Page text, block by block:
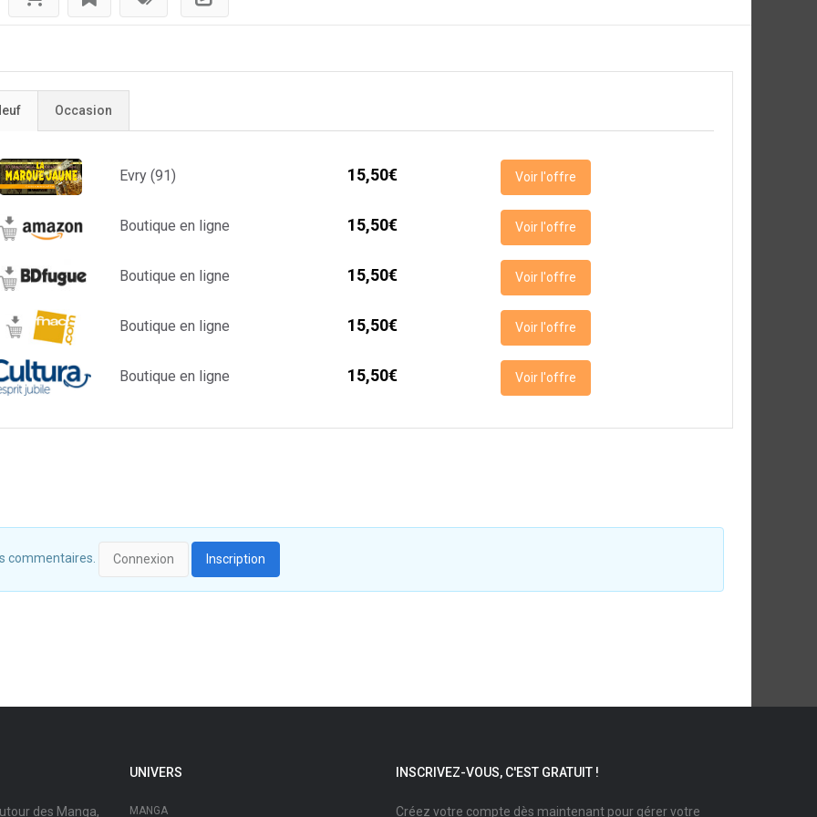
Occasion
Evry (91) 15,50€ Voir l'offre
Boutique en ligne 15,50€ Voir l'offre
Boutique en ligne 15,50€ Voir l'offre
Boutique en ligne 15,50€ Voir l'offre
Boutique en ligne 15,50€ Voir l'offre
commentaires. Connexion Inscription
des Manga,
UNIVERS
MANGA
INSCRIVEZ-VOUS, C'EST GRATUIT !
Créez votre compte dès maintenant pour gérer votre